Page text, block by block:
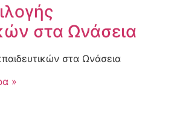
στα Ωνάσεια
στα Ωνάσεια
»